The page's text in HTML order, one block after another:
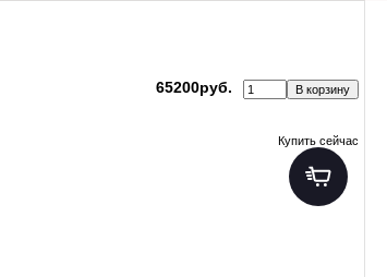
65200руб.
Купить сейчас